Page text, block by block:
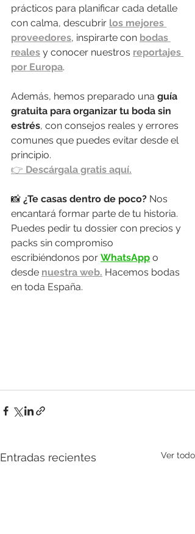
prácticos para planificar cada detalle
con calma, descubrir los mejores
proveedores, inspirarte con bodas
reales y conocer nuestros reportajes
por Europa.
Además, hemos preparado una guía
gratuita para organizar tu boda sin
estrés, con consejos reales y errores
comunes que puedes evitar desde el
principio.
👉 Descárgala gratis aquí.
📸 ¿Te casas dentro de poco? Nos
encantará formar parte de tu historia.
Puedes pedir tu dossier con precios y
packs sin compromiso
escribiéndonos por WhatsApp o
desde nuestra web. Hacemos bodas
en toda España.
Entradas recientes Ver todo